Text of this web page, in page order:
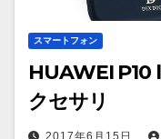
スマートフォン
HUAWEI P10
クセサリ
2017年6月15日